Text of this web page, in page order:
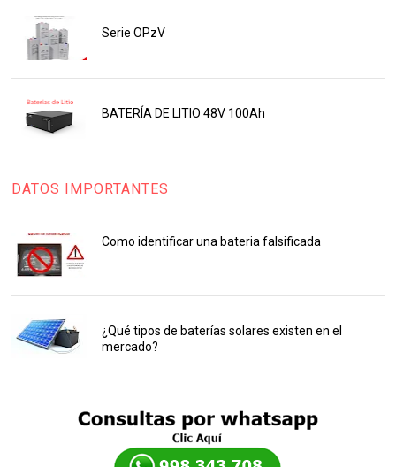
Serie OPzV
BATERÍA DE LITIO 48V 100Ah
DATOS IMPORTANTES
Como identificar una bateria falsificada
¿Qué tipos de baterías solares existen en el
mercado?